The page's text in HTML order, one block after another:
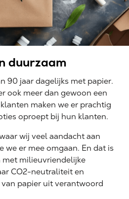
duurzaam
90 jaar dagelijks met papier.
ook meer dan gewoon een
maken we er prachtig
oproept bij hun klanten.
wij veel aandacht aan
we er mee omgaan. En dat is
met milieuvriendelijke
CO2-neutraliteit en
papier uit verantwoord